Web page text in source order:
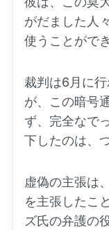
がだました人
使うことがで
裁判は6月に
が、この暗号
ず、完全なで
下したのは、
虚偽の主張は
を主張したこ
ズ氏の弁護の